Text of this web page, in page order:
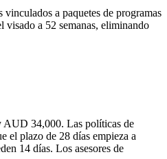
a paquetes de programas
a 52 semanas, eliminando
AUD 34,000. Las políticas de
el plazo de 28 días empieza a
14 días. Los asesores de